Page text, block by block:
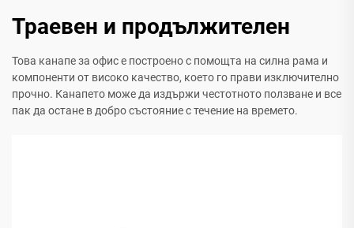
Траевен и продължителен
Това канапе за офис е построено с помощта на силна рама и
компоненти от високо качество, което го прави изключително
прочно. Канапето може да издържи честотното ползване и все
пак да остане в добро състояние с течение на времето.